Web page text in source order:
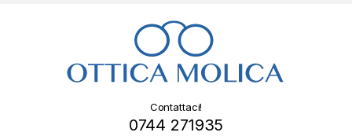
Contattaci!
0744 271935